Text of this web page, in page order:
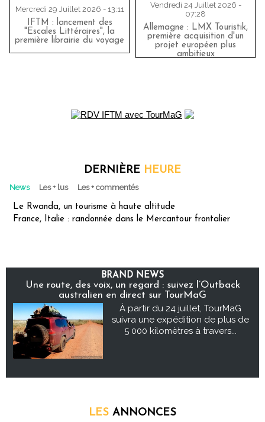
Mercredi 29 Juillet 2026 - 13:11
IFTM : lancement des
"Escales Littéraires", la
première librairie du voyage
Vendredi 24 Juillet 2026 -
07:28
Allemagne : LMX Touristik,
première acquisition d'un
projet européen plus
ambitieux
DERNIÈRE HEURE
News Les + lus Les + commentés
Le Rwanda, un tourisme à haute altitude
France, Italie : randonnée dans le Mercantour frontalier
BRAND NEWS
Une route, des voix, un regard : suivez l’Outback
australien en direct sur TourMaG
À partir du 24 juillet, TourMaG
suivra une expédition de plus de
5 000 kilomètres à travers...
LES ANNONCES